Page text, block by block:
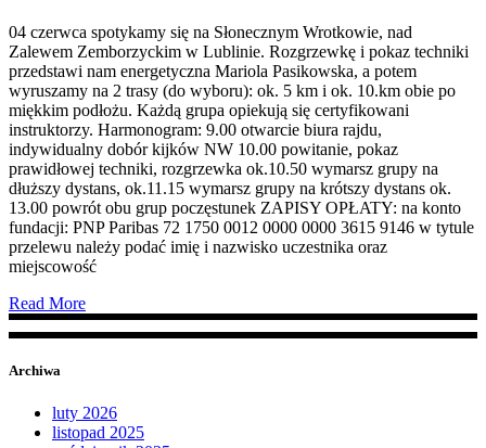
04 czerwca spotykamy się na Słonecznym Wrotkowie, nad
Zalewem Zemborzyckim w Lublinie. Rozgrzewkę i pokaz techniki
przedstawi nam energetyczna Mariola Pasikowska, a potem
wyruszamy na 2 trasy (do wyboru): ok. 5 km i ok. 10.km obie po
miękkim podłożu. Każdą grupa opiekują się certyfikowani
instruktorzy. Harmonogram: 9.00 otwarcie biura rajdu,
indywidualny dobór kijków NW 10.00 powitanie, pokaz
prawidłowej techniki, rozgrzewka ok.10.50 wymarsz grupy na
dłuższy dystans, ok.11.15 wymarsz grupy na krótszy dystans ok.
13.00 powrót obu grup poczęstunek ZAPISY OPŁATY: na konto
fundacji: PNP Paribas 72 1750 0012 0000 0000 3615 9146 w tytule
przelewu należy podać imię i nazwisko uczestnika oraz
miejscowość
Read More
Archiwa
luty 2026
listopad 2025